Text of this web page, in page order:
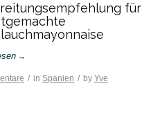
für
→
/ in Spanien / by Yve